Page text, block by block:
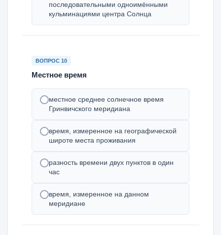
последовательными одноимёнными
кульминациями центра Солнца
ВОПРОС 10
Местное время
местное среднее солнечное время
Гринвичского меридиана
время, измеренное на географической
широте места проживания
разность времени двух пунктов в один
час
время, измеренное на данном
меридиане